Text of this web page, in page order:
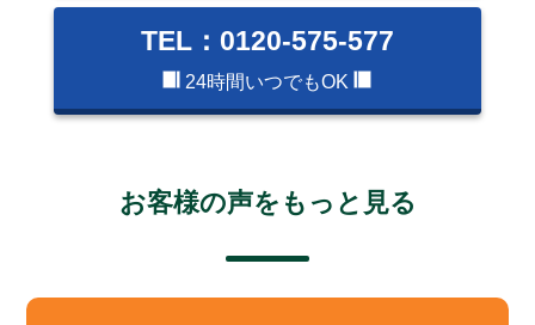
TEL：0120-575-577
24時間いつでもOK
お客様の声をもっと見る